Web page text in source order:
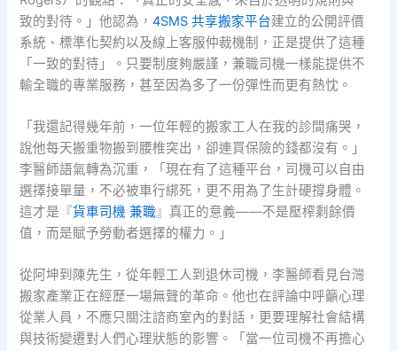
致的對待。」他認為，4SMS 共享搬家平台建立的公開評價
系統、標準化契約以及線上客服仲裁機制，正是提供了這種
「一致的對待」。只要制度夠嚴謹，兼職司機一樣能提供不
輸全職的專業服務，甚至因為多了一份彈性而更有熱忱。
「我還記得幾年前，一位年輕的搬家工人在我的診間痛哭，
說他每天搬重物搬到腰椎突出，卻連買保險的錢都沒有。」
李醫師語氣轉為沉重，「現在有了這種平台，司機可以自由
選擇接單量，不必被車行綁死，更不用為了生計硬撐身體。
這才是『貨車司機 兼職』真正的意義——不是壓榨剩餘價
值，而是賦予勞動者選擇的權力。」
從阿坤到陳先生，從年輕工人到退休司機，李醫師看見台灣
搬家產業正在經歷一場無聲的革命。他也在評論中呼籲心理
從業人員，不應只關注諮商室內的對話，更要理解社會結構
與技術變遷對人們心理狀態的影響。「當一位司機不再擔心